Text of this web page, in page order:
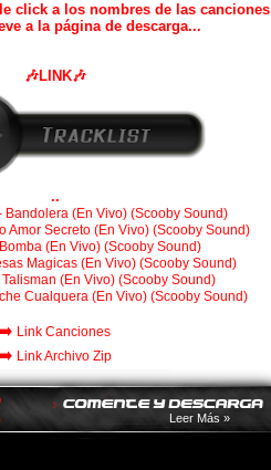
click a los nombres de las canciones
a la página de descarga...
🎶LINK🎶
..
Bandolera (En Vivo) (Scooby Sound)
Amor Secreto (En Vivo) (Scooby Sound)
(En Vivo) (Scooby Sound)
Magicas (En Vivo) (Scooby Sound)
(En Vivo) (Scooby Sound)
Cualquera (En Vivo) (Scooby Sound)
➡️ Link Canciones
➡️ Link Archivo Zip
Leer Más »